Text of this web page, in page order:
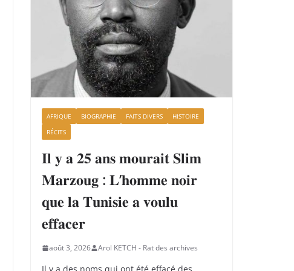
AFRIQUE BIOGRAPHIE FAITS DIVERS
HISTOIRE
RÉCITS
𝐈𝐥 𝐲 𝐚 𝟐𝟓 𝐚𝐧𝐬 𝐦𝐨𝐮𝐫𝐚𝐢𝐭 𝐒𝐥𝐢𝐦
𝐌𝐚𝐫𝐳𝐨𝐮𝐠 : 𝐋’𝐡𝐨𝐦𝐦𝐞 𝐧𝐨𝐢𝐫
𝐪𝐮𝐞 𝐥𝐚 𝐓𝐮𝐧𝐢𝐬𝐢𝐞 𝐚 𝐯𝐨𝐮𝐥𝐮
𝐞𝐟𝐟𝐚𝐜𝐞𝐫
août 3, 2026 Arol KETCH - Rat des archives